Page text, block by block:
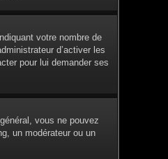
votre nombre de
d’activer les
pour lui demander ses
vous ne pouvez
un modérateur ou un